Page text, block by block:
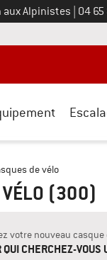
aux Alpinistes 04 65
informations de
de vélo
(300)
votre nouveau
QUI CHERCHEZ-